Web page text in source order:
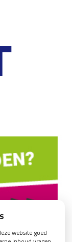
website goed